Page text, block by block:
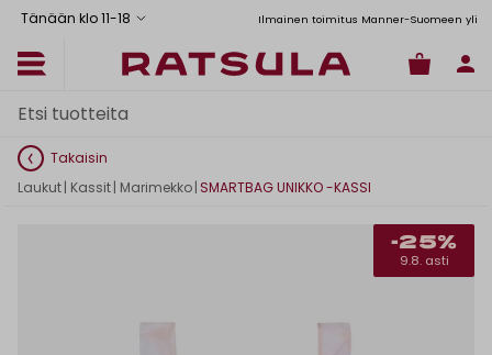
Tänään klo 11-18
Toimituskulut alk. 6,90€ Ilmainen toimitus Manner-Suomeen yli
Takaisin
Laukut| Kassit| Marimekko | SMARTBAG UNIKKO -KASSI
-25%
9.8. asti